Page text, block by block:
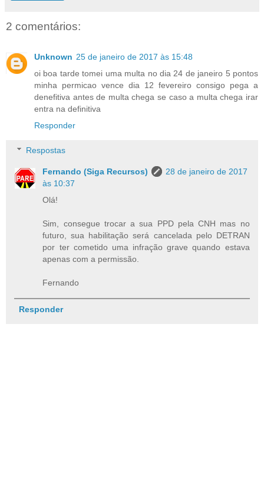
2 comentários:
Unknown 25 de janeiro de 2017 às 15:48
oi boa tarde tomei uma multa no dia 24 de janeiro 5 pontos
minha permicao vence dia 12 fevereiro consigo pega a
denefitiva antes de multa chega se caso a multa chega irar
entra na definitiva
Responder
Respostas
Fernando (Siga Recursos)
28 de janeiro de 2017
às 10:37
Olá!
Sim, consegue trocar a sua PPD pela CNH mas no
futuro, sua habilitação será cancelada pelo DETRAN
por ter cometido uma infração grave quando estava
apenas com a permissão.
Fernando
Responder